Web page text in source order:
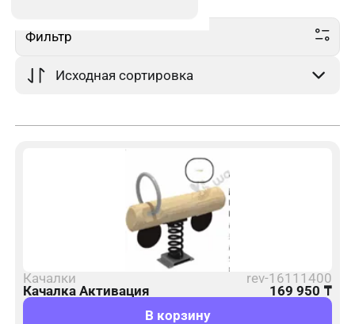
Фильтр
Качалки
rev-16111400
Качалка Активация
169 950 ₸
В корзину